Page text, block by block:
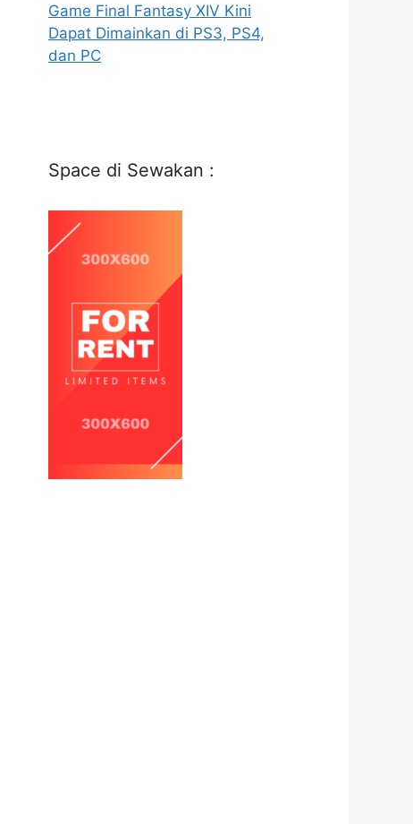
Game Final Fantasy XIV Kini
Dapat Dimainkan di PS3, PS4,
dan PC
Space di Sewakan :